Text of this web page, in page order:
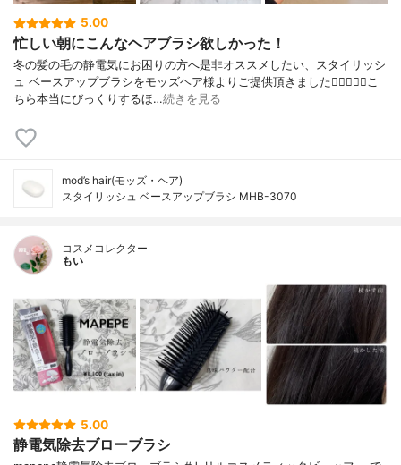
5.00
忙しい朝にこんなヘアブラシ欲しかった！
冬の髪の毛の静電気にお困りの方へ是非オススメしたい、スタイリッシ
ュ ベースアップブラシをモッズヘア様よりご提供頂きました🧝‍♀️✨✨✨こ
ちら本当にびっくりするほ…続きを見る
mod’s hair(モッズ・ヘア)
スタイリッシュ ベースアップブラシ MHB-3070
コスメコレクター
もい
5.00
静電気除去ブローブラシ